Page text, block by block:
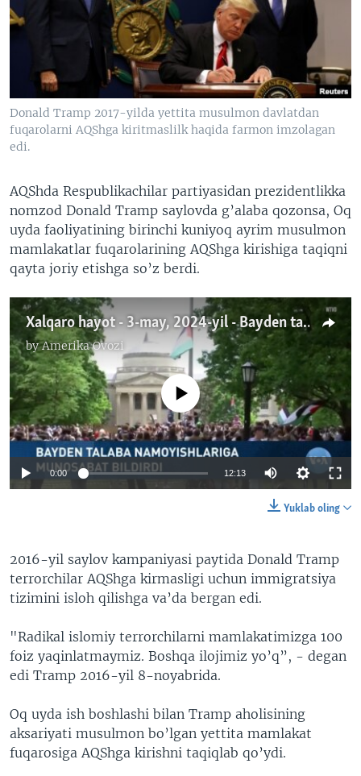
XABARLAR SURATLARDA
ODNOKLASSNIKI
TELEGRAM
TWITTER
SOUNDCLOUD
VOA
Donald Tramp 2017-yilda yettita musulmon davlatdan
fuqarolarni AQShga kiritmaslilk haqida farmon imzolagan
edi.
AQShda Respublikachilar partiyasidan prezidentlikka
nomzod Donald Tramp saylovda g’alaba qozonsa, Oq
uyda faoliyatining birinchi kuniyoq ayrim musulmon
mamlakatlar fuqarolarining AQShga kirishiga taqiqni
qayta joriy etishga so’z berdi.
Xalqaro hayot - 3-may, 2024-yil - Bayden talaba namoyishlarini izohladi
byAmerika Ovozi
No media source currently available
0:00 12:13
Yuklab oling
2016-yil saylov kampaniyasi paytida Donald Tramp
terrorchilar AQShga kirmasligi uchun immigratsiya
tizimini isloh qilishga va’da bergan edi.
"Radikal islomiy terrorchilarni mamlakatimizga 100
foiz yaqinlatmaymiz. Boshqa ilojimiz yo’q”, - degan
edi Tramp 2016-yil 8-noyabrida.
Oq uyda ish boshlashi bilan Tramp aholisining
aksariyati musulmon bo’lgan yettita mamlakat
fuqarosiga AQShga kirishni taqiqlab qo’ydi.